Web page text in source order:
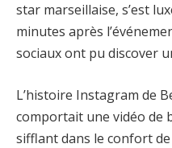
star marseillaise, s’est
minutes après
sociaux ont pu discover
L’histoire Instagram de
comportait une vidéo de
sifflant dans le confort